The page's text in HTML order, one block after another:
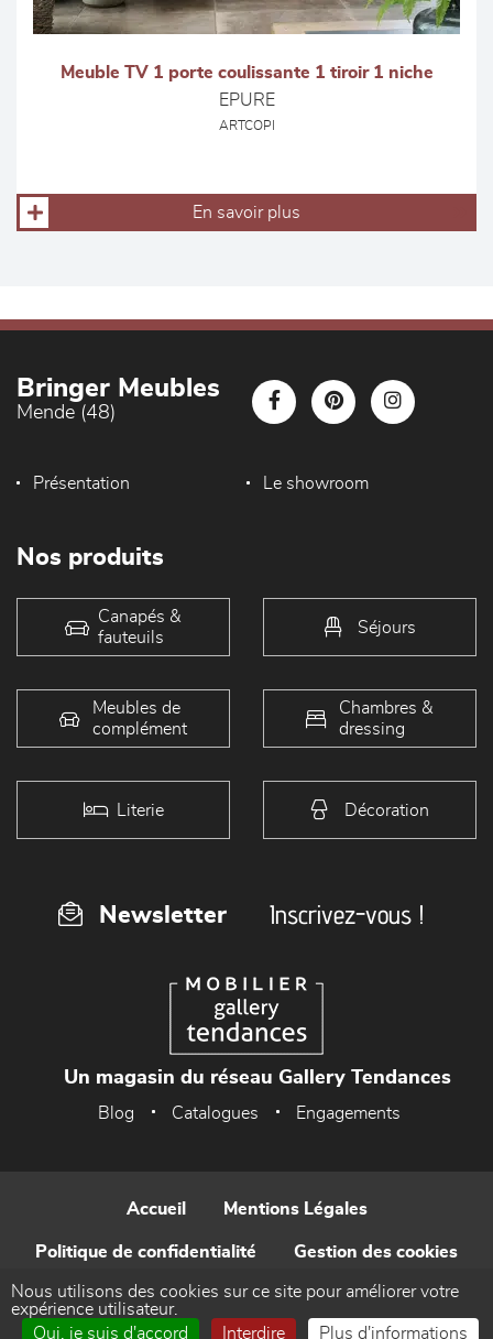
Meuble TV 1 porte coulissante 1 tiroir 1 niche
EPURE
ARTCOPI
En savoir plus
Bringer Meubles
Mende (48)
Présentation Le showroom
Nos produits
Canapés &
fauteuils
Séjours
Meubles de
complément
Chambres &
dressing
Literie Décoration
Newsletter Inscrivez-vous !
Un magasin du réseau Gallery Tendances
Blog Catalogues Engagements
Accueil Mentions Légales
Politique de confidentialité Gestion des cookies
Contact
Nous utilisons des cookies sur ce site pour améliorer votre
expérience utilisateur.
Oui, je suis d'accord
Interdire Plus d'informations